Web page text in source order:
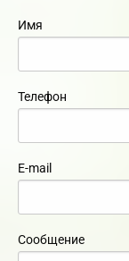
Имя
Телефон
E-mail
Сообщение